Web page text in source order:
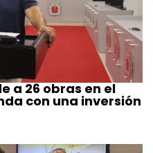
a 26 obras en el
con una inversión